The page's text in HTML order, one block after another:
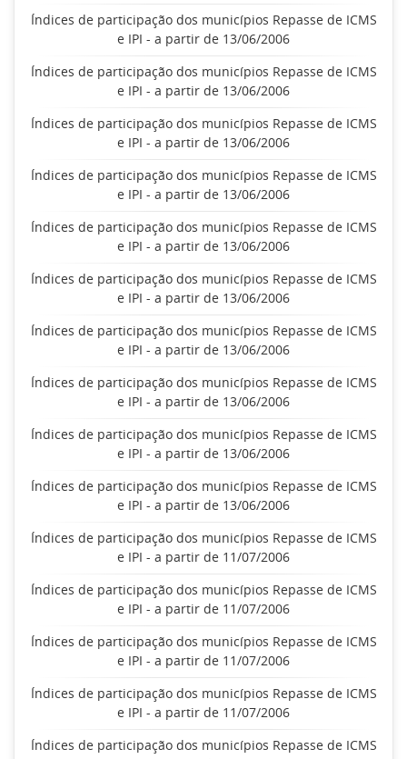
Índices de participação dos municípios Repasse de ICMS
e IPI - a partir de 13/06/2006
Índices de participação dos municípios Repasse de ICMS
e IPI - a partir de 13/06/2006
Índices de participação dos municípios Repasse de ICMS
e IPI - a partir de 13/06/2006
Índices de participação dos municípios Repasse de ICMS
e IPI - a partir de 13/06/2006
Índices de participação dos municípios Repasse de ICMS
e IPI - a partir de 13/06/2006
Índices de participação dos municípios Repasse de ICMS
e IPI - a partir de 13/06/2006
Índices de participação dos municípios Repasse de ICMS
e IPI - a partir de 13/06/2006
Índices de participação dos municípios Repasse de ICMS
e IPI - a partir de 13/06/2006
Índices de participação dos municípios Repasse de ICMS
e IPI - a partir de 13/06/2006
Índices de participação dos municípios Repasse de ICMS
e IPI - a partir de 13/06/2006
Índices de participação dos municípios Repasse de ICMS
e IPI - a partir de 11/07/2006
Índices de participação dos municípios Repasse de ICMS
e IPI - a partir de 11/07/2006
Índices de participação dos municípios Repasse de ICMS
e IPI - a partir de 11/07/2006
Índices de participação dos municípios Repasse de ICMS
e IPI - a partir de 11/07/2006
Índices de participação dos municípios Repasse de ICMS